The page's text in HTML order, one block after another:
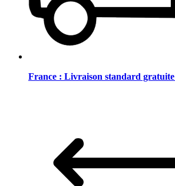
France : Livraison standard gratuite